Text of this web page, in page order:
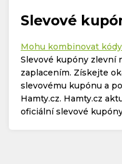
Slevové
Mohu kombinovat
Slevové kupóny zlevní
zaplacením. Získejte
slevovému kupónu a
Hamty.cz. Hamty.cz
oficiální slevové